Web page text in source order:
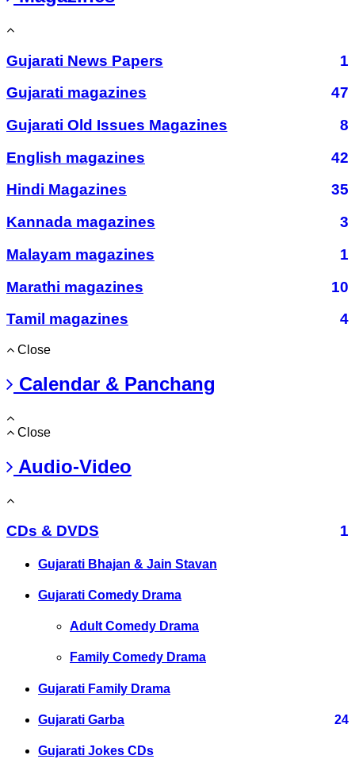
Gujarati News Papers
1
Gujarati magazines
47
Gujarati Old Issues Magazines
8
English magazines
42
Hindi Magazines
35
Kannada magazines
3
Malayam magazines
1
Marathi magazines
10
Tamil magazines
4
Close
Calendar & Panchang
Close
Audio-Video
CDs & DVDS 1
Gujarati Bhajan & Jain Stavan
Gujarati Comedy Drama
Adult Comedy Drama
Family Comedy Drama
Gujarati Family Drama
Gujarati Garba 24
Gujarati Jokes CDs